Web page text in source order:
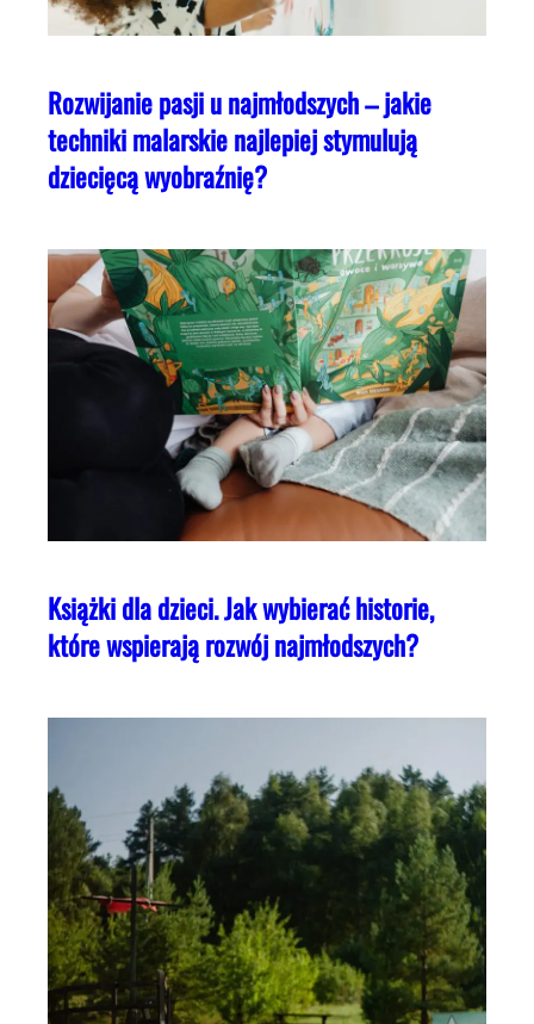
Rozwijanie pasji u najmłodszych – jakie
techniki malarskie najlepiej stymulują
dziecięcą wyobraźnię?
Książki dla dzieci. Jak wybierać historie,
które wspierają rozwój najmłodszych?